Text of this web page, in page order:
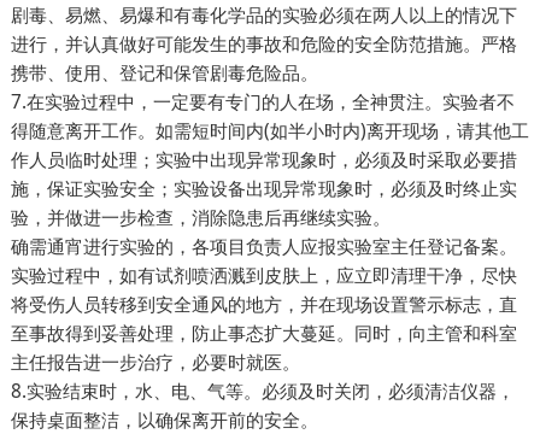
剧毒、易燃、易爆和有毒化学品的实验必须在两人以上的情况下
进行，并认真做好可能发生的事故和危险的安全防范措施。严格
携带、使用、登记和保管剧毒危险品。
7.在实验过程中，一定要有专门的人在场，全神贯注。实验者不
得随意离开工作。如需短时间内(如半小时内)离开现场，请其他工
作人员临时处理；实验中出现异常现象时，必须及时采取必要措
施，保证实验安全；实验设备出现异常现象时，必须及时终止实
验，并做进一步检查，消除隐患后再继续实验。
确需通宵进行实验的，各项目负责人应报实验室主任登记备案。
实验过程中，如有试剂喷洒溅到皮肤上，应立即清理干净，尽快
将受伤人员转移到安全通风的地方，并在现场设置警示标志，直
至事故得到妥善处理，防止事态扩大蔓延。同时，向主管和科室
主任报告进一步治疗，必要时就医。
8.实验结束时，水、电、气等。必须及时关闭，必须清洁仪器，
保持桌面整洁，以确保离开前的安全。